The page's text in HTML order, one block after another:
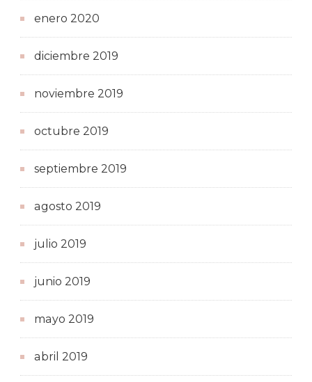
enero 2020
diciembre 2019
noviembre 2019
octubre 2019
septiembre 2019
agosto 2019
julio 2019
junio 2019
mayo 2019
abril 2019